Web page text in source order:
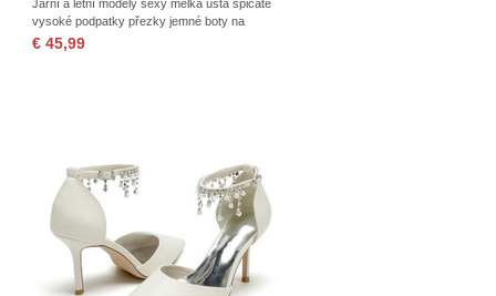
Jarní a letní modely sexy mělká ústa špičaté
vysoké podpatky přezky jemné boty na
podpatku
€ 45,99